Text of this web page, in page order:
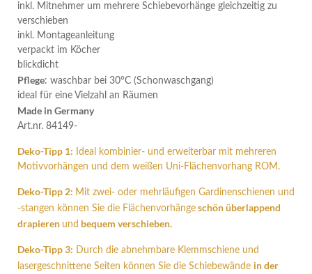
inkl. Mitnehmer um mehrere Schiebevorhänge gleichzeitig zu
verschieben
inkl. Montageanleitung
verpackt im Köcher
blickdicht
Pflege: waschbar bei 30°C (Schonwaschgang)
ideal für eine Vielzahl an Räumen
Made in Germany
Art.nr. 84149-
Deko-Tipp 1: Ideal kombinier- und erweiterbar mit mehreren
Motivvorhängen und dem weißen Uni-Flächenvorhang ROM.
Deko-Tipp 2: Mit zwei- oder mehrläufigen Gardinenschienen und
-stangen können Sie die Flächenvorhänge schön überlappend
drapieren und bequem verschieben.
Deko-Tipp 3: Durch die abnehmbare Klemmschiene und
lasergeschnittene Seiten können Sie die Schiebewände in der